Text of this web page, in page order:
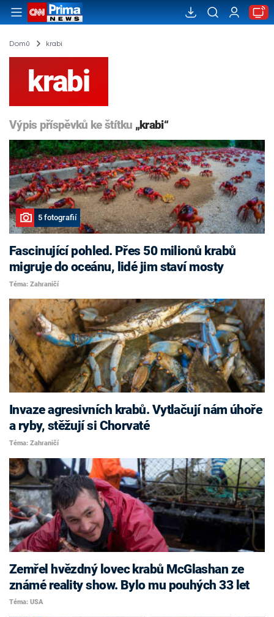
Domů krabi
krabi
Výpis příspěvků ke štítku „krabi“
5 fotografií
Fascinující pohled. Přes 50 milionů krabů
migruje do oceánu, lidé jim staví mosty
Téma: Zahraničí
Invaze agresivních krabů. Vytlačují nám úhoře
a ryby, stěžují si Chorvaté
Téma: Zahraničí
Zemřel hvězdný lovec krabů McGlashan ze
známé reality show. Bylo mu pouhých 33 let
Téma: USA